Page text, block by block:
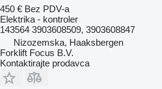
450 € Bez PDV-a
Elektrika - kontroler
143564 3903608509, 3903608847
Nizozemska, Haaksbergen
Forklift Focus B.V.
Kontaktirajte prodavca